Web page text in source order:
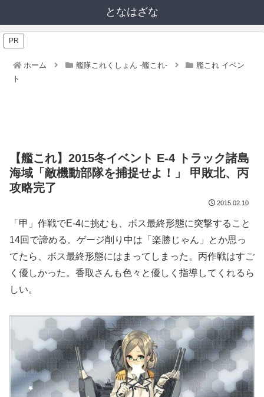
となはざな
PR
ホーム 艦隊これくしょん -艦これ-
艦これ イベン
ト
【艦これ】2015冬イベント E-4 トラック諸島
海域「敵機動部隊を捕捉せよ！」 甲敗北、丙
攻略完了
2015.02.10
「甲」作戦でE-4に挑むも、ボス最終形態に突撃すること
14回で諦める。ゲージ削り中は「楽勝じゃん」とか思っ
てたら、ボス最終形態にはまってしまった。丙作戦はすご
く優しかった。香取さんも色々と優しく指導してくれるら
しい。